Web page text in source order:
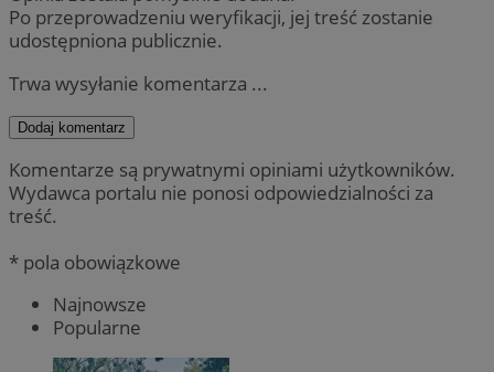
Po przeprowadzeniu weryfikacji, jej treść zostanie
udostępniona publicznie.
Trwa wysyłanie komentarza ...
Dodaj komentarz
Komentarze są prywatnymi opiniami użytkowników.
Wydawca portalu nie ponosi odpowiedzialności za
treść.
* pola obowiązkowe
Najnowsze
Popularne